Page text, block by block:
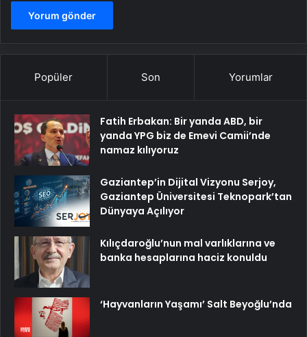
Popüler Son Yorumlar
Fatih Erbakan: Bir yanda ABD, bir
yanda YPG biz de Emevi Camii’nde
namaz kılıyoruz
Gaziantep’in Dijital Vizyonu Serjoy,
Gaziantep Üniversitesi Teknopark’tan
Dünyaya Açılıyor
Kılıçdaroğlu’nun mal varlıklarına ve
banka hesaplarına haciz konuldu
‘Hayvanların Yaşamı’ Salt Beyoğlu’nda